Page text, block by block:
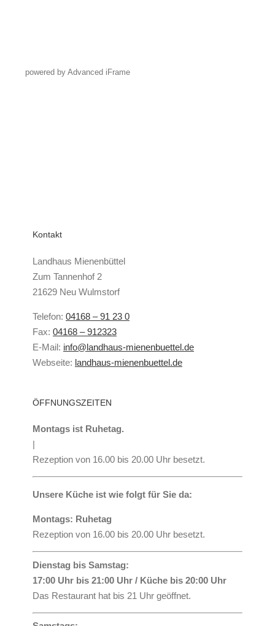
powered by Advanced iFrame
Kontakt
Landhaus Mienenbüttel
Zum Tannenhof 2
21629 Neu Wulmstorf
Telefon: 04168 – 91 23 0
Fax: 04168 – 912323
E-Mail: info@landhaus-mienenbuettel.de
Webseite: landhaus-mienenbuettel.de
ÖFFNUNGSZEITEN
Montags ist Ruhetag.
|
Rezeption von 16.00 bis 20.00 Uhr besetzt.
Unsere Küche ist wie folgt für Sie da:
Montags: Ruhetag
Rezeption von 16.00 bis 20.00 Uhr besetzt.
Dienstag bis Samstag:
17:00 Uhr bis 21:00 Uhr / Küche bis 20:00 Uhr
Das Restaurant hat bis 21 Uhr geöffnet.